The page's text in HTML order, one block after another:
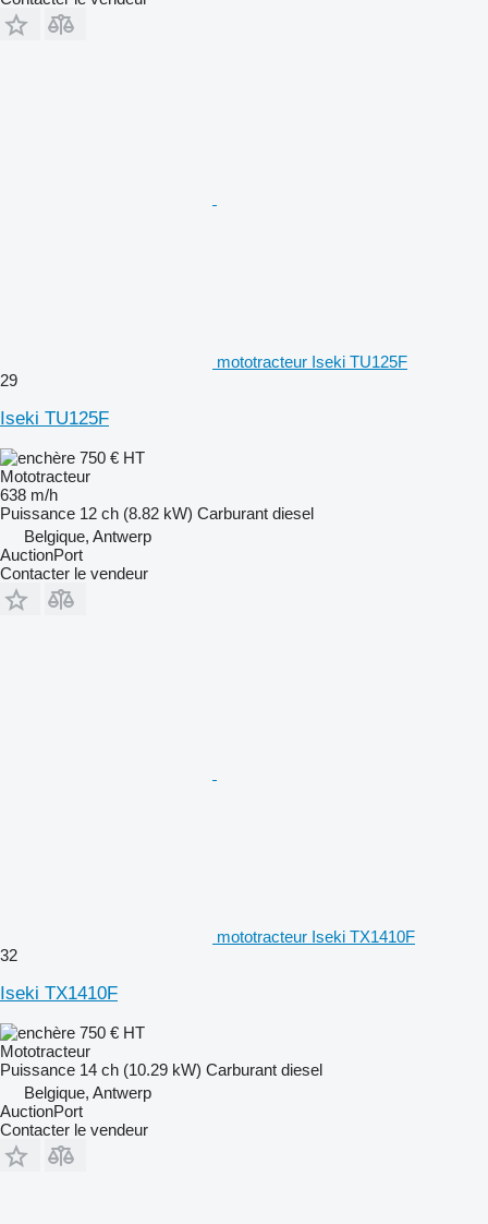
mototracteur Iseki TU125F
29
Iseki TU125F
750 € HT
Mototracteur
638 m/h
Puissance 12 ch (8.82 kW) Carburant diesel
Belgique, Antwerp
AuctionPort
Contacter le vendeur
mototracteur Iseki TX1410F
32
Iseki TX1410F
750 € HT
Mototracteur
Puissance 14 ch (10.29 kW) Carburant diesel
Belgique, Antwerp
AuctionPort
Contacter le vendeur